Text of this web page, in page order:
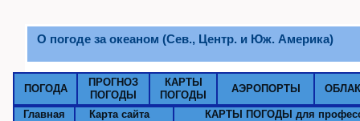
О погоде за океаном (Сев., Центр. и Юж. Америка)
ПОГОДА
ПРОГНОЗ
ПОГОДЫ
КАРТЫ
ПОГОДЫ
АЭРОПОРТЫ
Главная Карта сайта
КАРТЫ ПОГОДЫ для